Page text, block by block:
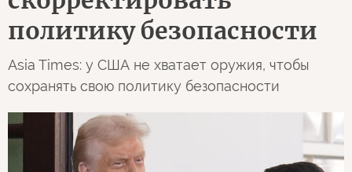
политику безопасности
Asia Times: у США не хватает оружия, чтобы
сохранять свою политику безопасности